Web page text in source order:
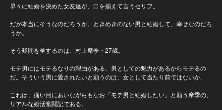
早々に結婚を決めた女友達が、口を揃えて言うセリフ。
だが本当にそうなのだろうか。ときめきのない男と結婚して、幸せなのだろ
うか。
そう疑問を呈するのは、村上摩季・27歳。
モテ男にはモテるなりの理由がある。男としての魅力があるからモテるの
だ。そういう男に愛されたいと願うのは、女として当たり前ではないか。
これは、痛い目にあいながらもなお「モテ男と結婚したい」と願う摩季の、
リアルな婚活奮闘記である。